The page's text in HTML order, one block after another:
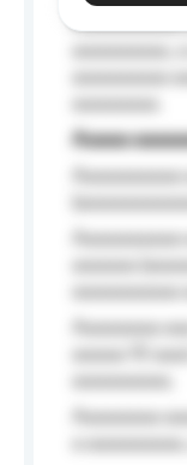
Aaaaaaaaaa
Aaaaa